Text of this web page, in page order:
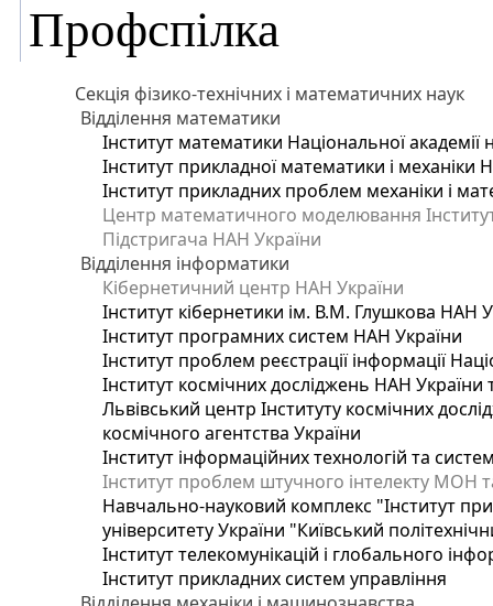
Профспілка
Секція фізико-технічних і математичних наук
Відділення математики
Інститут математики Національної академії
Інститут прикладної математики і механіки
Інститут прикладних проблем механіки і
Центр математичного моделювання
Підстригача НАН України
Відділення інформатики
Кібернетичний центр НАН України
Інститут кібернетики ім. В.М. Глушкова НАН
Інститут програмних систем НАН України
Інститут проблем реєстрації інформації
Інститут космічних досліджень НАН України
Львівський центр Інституту космічних
космічного агентства України
Інститут інформаційних технологій та
Інститут проблем штучного інтелекту МОН
Навчально-науковий комплекс "Інститут
університету України "Київський
Інститут телекомунікацій і глобального
Інститут прикладних систем управління